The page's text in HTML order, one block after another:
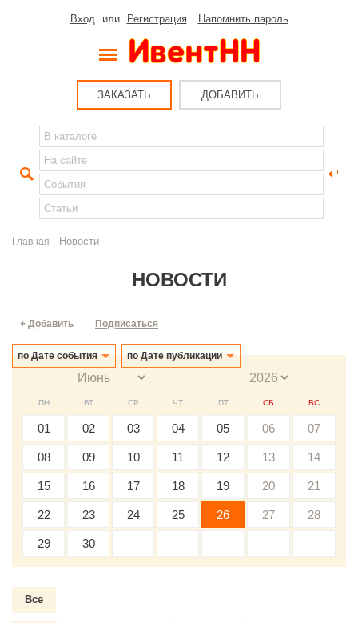
Вход или Регистрация Напомнить пароль
ЗАКАЗАТЬ ДОБАВИТЬ
Главная - Новости
НОВОСТИ
по Дате события по Дате публикации
+ Добавить Подписаться
ПН ВТ СР ЧТ ПТ СБ ВС
01 02 03 04 05 06 07
08 09 10 11 12 13 14
15 16 17 18 19 20 21
22 23 24 25 26 27 28
29 30
Все